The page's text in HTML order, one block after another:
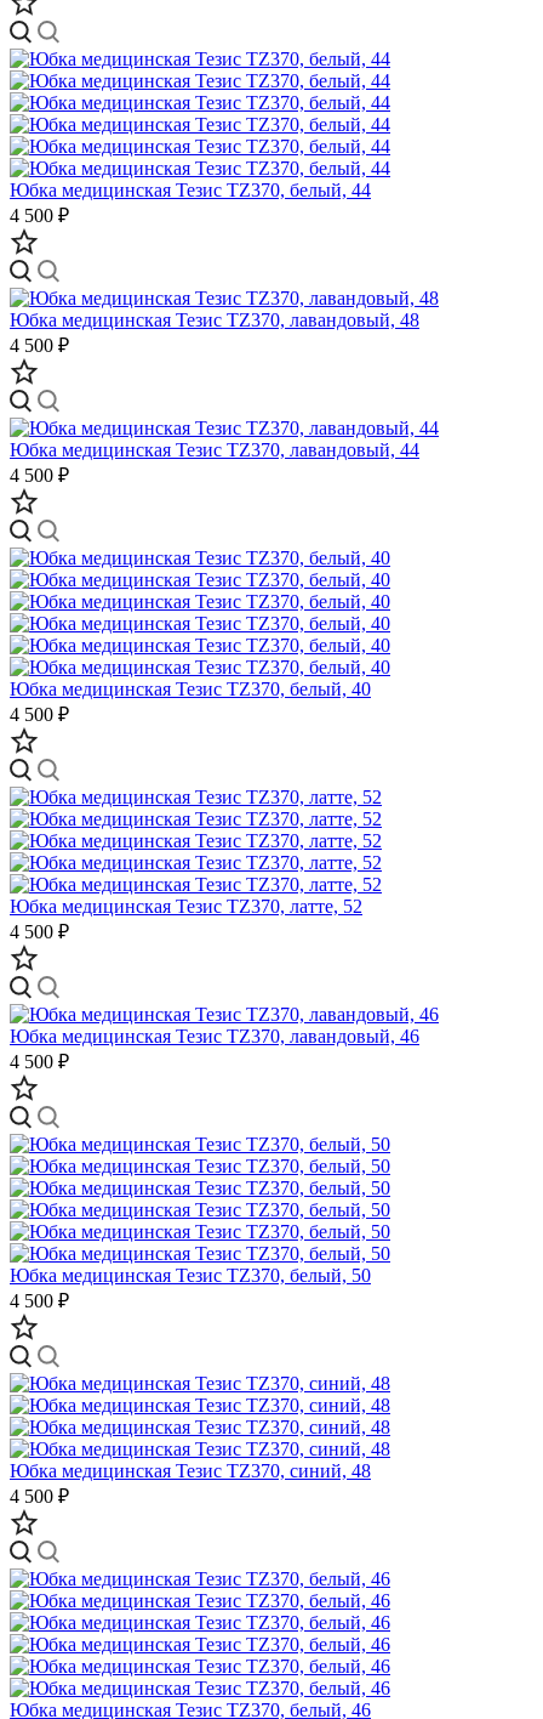
Юбка медицинская Тезис TZ370, белый, 44
4 500 ₽
Юбка медицинская Тезис TZ370, лавандовый, 48
4 500 ₽
Юбка медицинская Тезис TZ370, лавандовый, 44
4 500 ₽
Юбка медицинская Тезис TZ370, белый, 40
4 500 ₽
Юбка медицинская Тезис TZ370, латте, 52
4 500 ₽
Юбка медицинская Тезис TZ370, лавандовый, 46
4 500 ₽
Юбка медицинская Тезис TZ370, белый, 50
4 500 ₽
Юбка медицинская Тезис TZ370, синий, 48
4 500 ₽
Юбка медицинская Тезис TZ370, белый, 46